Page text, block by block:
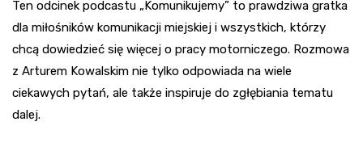
Ten odcinek podcastu „Komunikujemy” to prawdziwa gratka
dla miłośników komunikacji miejskiej i wszystkich, którzy
chcą dowiedzieć się więcej o pracy motorniczego. Rozmowa
z Arturem Kowalskim nie tylko odpowiada na wiele
ciekawych pytań, ale także inspiruje do zgłębiania tematu
dalej.